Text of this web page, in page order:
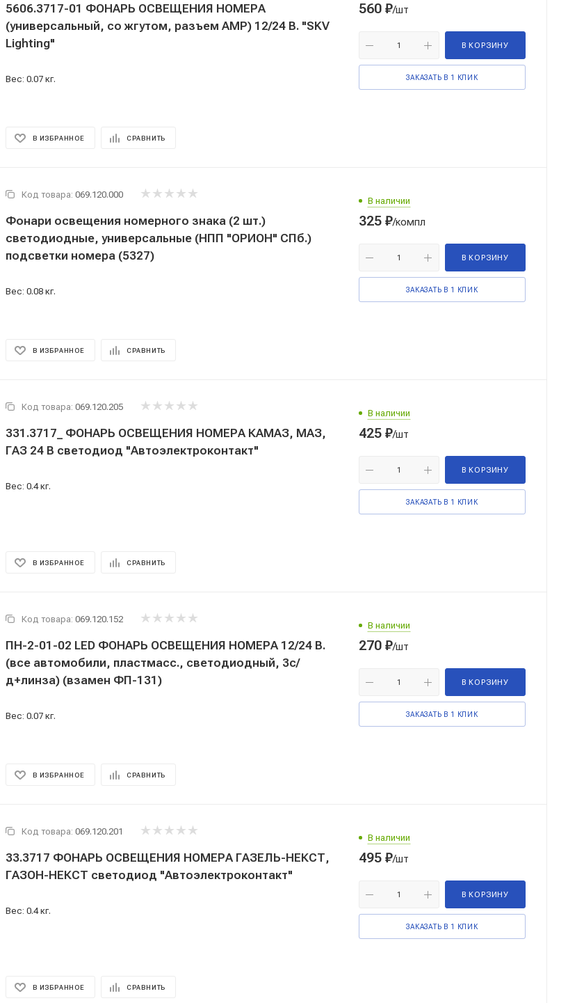
5606.3717-01 ФОНАРЬ ОСВЕЩЕНИЯ НОМЕРА
(универсальный, со жгутом, разъем AMP) 12/24 В. "SKV
Lighting"
Вес: 0.07 кг.
В ИЗБРАННОЕ СРАВНИТЬ
560 ₽/шт
В КОРЗИНУ
ЗАКАЗАТЬ В 1 КЛИК
Код товара: 069.120.000
Фонари освещения номерного знака (2 шт.)
светодиодные, универсальные (НПП "ОРИОН" СПб.)
подсветки номера (5327)
Вес: 0.08 кг.
В ИЗБРАННОЕ СРАВНИТЬ
В наличии
325 ₽/компл
В КОРЗИНУ
ЗАКАЗАТЬ В 1 КЛИК
Код товара: 069.120.205
331.3717_ ФОНАРЬ ОСВЕЩЕНИЯ НОМЕРА КАМАЗ, МАЗ,
ГАЗ 24 В светодиод "Автоэлектроконтакт"
Вес: 0.4 кг.
В ИЗБРАННОЕ СРАВНИТЬ
В наличии
425 ₽/шт
В КОРЗИНУ
ЗАКАЗАТЬ В 1 КЛИК
Код товара: 069.120.152
ПН-2-01-02 LED ФОНАРЬ ОСВЕЩЕНИЯ НОМЕРА 12/24 В.
(все автомобили, пластмасс., светодиодный, 3с/
д+линза) (взамен ФП-131)
Вес: 0.07 кг.
В ИЗБРАННОЕ СРАВНИТЬ
В наличии
270 ₽/шт
В КОРЗИНУ
ЗАКАЗАТЬ В 1 КЛИК
Код товара: 069.120.201
33.3717 ФОНАРЬ ОСВЕЩЕНИЯ НОМЕРА ГАЗЕЛЬ-НЕКСТ,
ГАЗОН-НЕКСТ светодиод "Автоэлектроконтакт"
Вес: 0.4 кг.
В ИЗБРАННОЕ СРАВНИТЬ
В наличии
495 ₽/шт
В КОРЗИНУ
ЗАКАЗАТЬ В 1 КЛИК